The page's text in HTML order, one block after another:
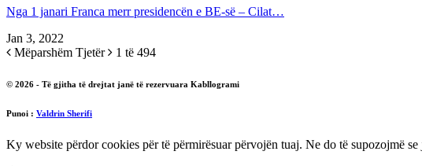
Nga 1 janari Franca merr presidencën e BE-së – Cilat…
Jan 3, 2022
Mëparshëm Tjetër 1 të 494
© 2026 - Të gjitha të drejtat janë të rezervuara Kabllogrami
Punoi : Valdrin Sherifi
Ky website përdor cookies për të përmirësuar përvojën tuaj. Ne do të supozojmë